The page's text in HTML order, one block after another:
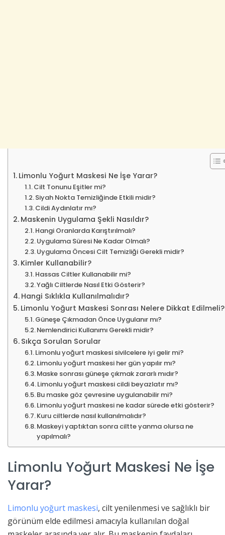
Limonlu Yoğurt Maskesi Ne İşe Yarar?
Cilt Tonunu Eşitler mi?
Siyah Nokta Temizliğinde Etkili midir?
Cildi Aydınlatır mı?
Maskenin Uygulama Şekli Nasıldır?
Hangi Oranlarda Karıştırılmalı?
Uygulama Süresi Ne Kadar Olmalı?
Uygulama Öncesi Cilt Temizliği Gerekli midir?
Kimler Kullanabilir?
Hassas Ciltler Kullanabilir mi?
Yağlı Ciltlerde Nasıl Etki Gösterir?
Hangi Sıklıkla Kullanılmalıdır?
Limonlu Yoğurt Maskesi Sonrası Nelere Dikkat Edilmeli?
Güneşe Çıkmadan Önce Uygulanır mı?
Nemlendirici Kullanımı Gerekli midir?
Sıkça Sorulan Sorular
Limonlu yoğurt maskesi sivilcelere iyi gelir mi?
Limonlu yoğurt maskesi her gün yapılır mı?
Maske sonrası güneşe çıkmak zararlı mıdır?
Limonlu yoğurt maskesi cildi beyazlatır mı?
Bu maske göz çevresine uygulanabilir mi?
Limonlu yoğurt maskesi ne kadar sürede etki gösterir?
Kuru ciltlerde nasıl kullanılmalıdır?
Maskeyi yaptıktan sonra ciltte yanma olursa ne
yapılmalı?
Limonlu Yoğurt Maskesi Ne İşe
Yarar?
Limonlu yoğurt maskesi, cilt yenilenmesi ve sağlıklı bir
görünüm elde edilmesi amacıyla kullanılan doğal